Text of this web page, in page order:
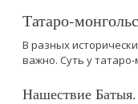
Татаро-
В разных
важно. Суть у
Нашествие Батыя.